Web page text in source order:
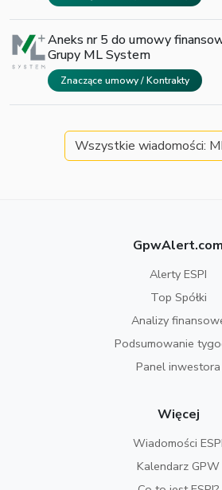
Aneks nr 5 do umowy
Grupy ML System
Znaczące umowy / Kontrakty
Wszystkie wiadomości:
GpwAlert.com
Alerty ESPI
Top Spółki
Analizy
Podsumowanie
Panel inwestora
Więcej
Wiadomości ESPI
Kalendarz GPW